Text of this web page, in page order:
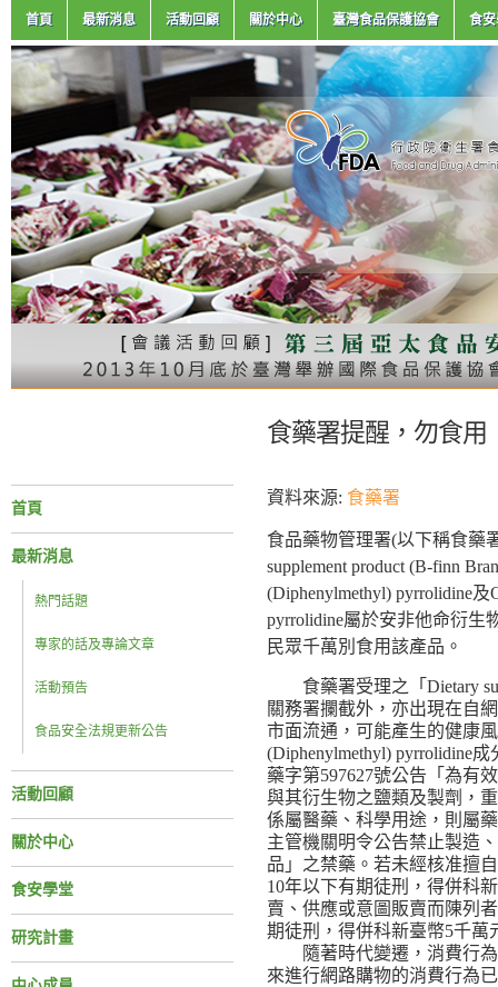
首頁 最新消息 活動回顧 關於中心 臺灣食品保護協會 食
食藥署提醒，勿食用
首頁
最新消息
熱門話題
專家的話及專論文章
活動預告
食品安全法規更新公告
活動回顧
關於中心
食安學堂
研究計畫
資料來源: 食藥署
食品藥物管理署(以下稱食藥
supplement product (B-finn
(Diphenylmethyl) pyrrolidine
pyrrolidine屬於安非他命衍生
民眾千萬別食用該產品。
食藥署受理之「Dietary
關務署攔截外，亦出現在自
市面流通，可能產生的健康
(Diphenylmethyl) pyrrolidine
藥字第597627號公告「為有
與其衍生物之鹽類及製劑，
係屬醫藥、科學用途，則屬
主管機關明令公告禁止製造
品」之禁藥。若未經核准擅
10年以下有期徒刑，得併科
賣、供應或意圖販賣而陳列
期徒刑，得併科新臺幣5千萬
隨著時代變遷，消費行為
來進行網路購物的消費行為